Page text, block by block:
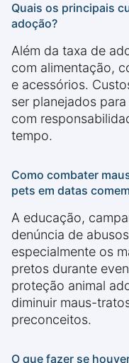
Quais os principais
adoção?
Além da taxa de
com alimentação,
e acessórios.
ser planejados
com
tempo.
Como combater
pets em datas
A educação,
denúncia de
especialmente os
pretos durante
proteção animal
diminuir maus-
preconceitos.
O que fazer se